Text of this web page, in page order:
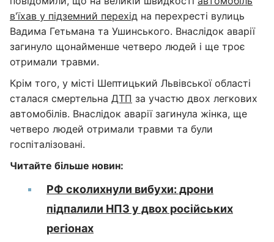
в'їхав у підземний перехід на перехресті вулиць
Вадима Гетьмана та Ушинського. Внаслідок аварії
загинуло щонайменше четверо людей і ще троє
отримали травми.
Крім того, у місті Шептицький Львівської області
сталася смертельна ДТП за участю двох легкових
автомобілів. Внаслідок аварії загинула жінка, ще
четверо людей отримали травми та були
госпіталізовані.
Читайте більше новин:
РФ сколихнули вибухи: дрони
підпалили НПЗ у двох російських
регіонах